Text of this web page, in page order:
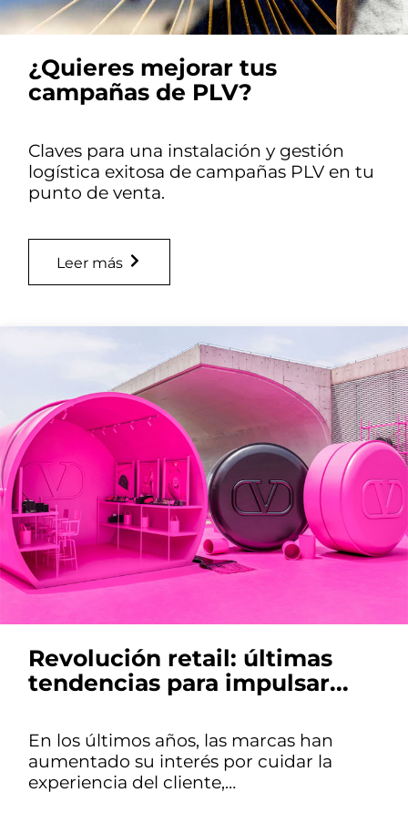
¿Quieres mejorar tus
campañas de PLV?
Claves para una instalación y gestión
logística exitosa de campañas PLV en tu
punto de venta.
Leer más
Revolución retail: últimas
tendencias para impulsar...
En los últimos años, las marcas han
aumentado su interés por cuidar la
experiencia del cliente,…